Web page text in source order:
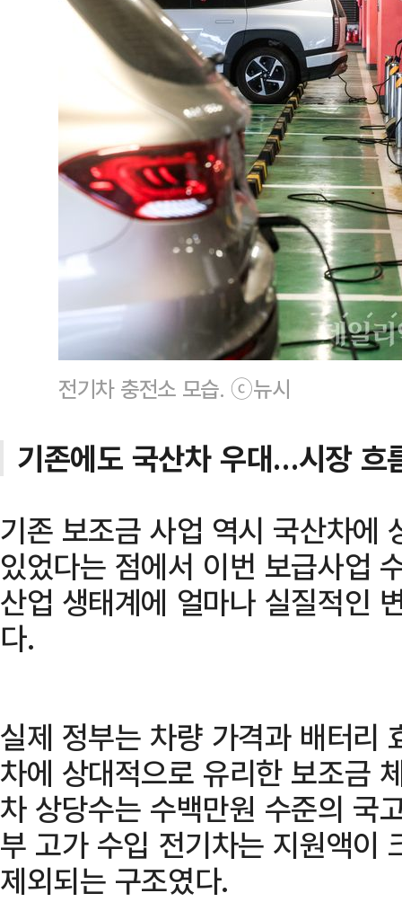
전기차 충전소 모습. ⓒ뉴시
기존에도 국산차 우대…시장 흐
기존 보조금 사업 역시 국산차에
있었다는 점에서 이번 보급사업
산업 생태계에 얼마나 실질적인
다.
실제 정부는 차량 가격과 배터리
차에 상대적으로 유리한 보조금
차 상당수는 수백만원 수준의 국
부 고가 수입 전기차는 지원액이
제외되는 구조였다.